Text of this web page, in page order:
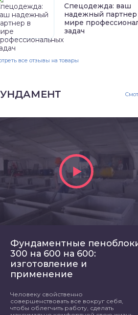
Спецодежда: ваш
надежный партнер
мире
задач
все отзывы на товары
Фундаментные
300 на 600 на 600:
изготовление и
применение
Человеку свойственно
совершенствовать все вокруг себя,
чтобы облегчить работу, сделать